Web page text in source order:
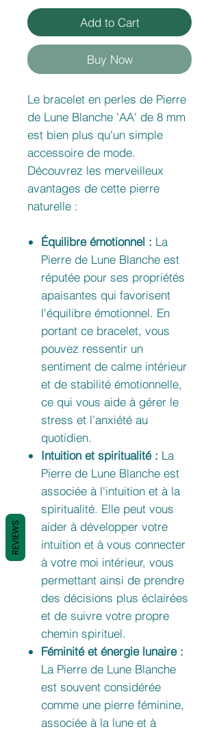
Add to Cart
Buy Now
Le bracelet en perles de Pierre
de Lune Blanche 'AA' de 8 mm
est bien plus qu'un simple
accessoire de mode.
Découvrez les merveilleux
avantages de cette pierre
naturelle :
Équilibre émotionnel : La
Pierre de Lune Blanche est
réputée pour ses propriétés
apaisantes qui favorisent
l'équilibre émotionnel. En
portant ce bracelet, vous
pouvez ressentir un
sentiment de calme intérieur
et de stabilité émotionnelle,
ce qui vous aide à gérer le
stress et l'anxiété au
quotidien.
Intuition et spiritualité : La
Pierre de Lune Blanche est
associée à l'intuition et à la
spiritualité. Elle peut vous
aider à développer votre
intuition et à vous connecter
à votre moi intérieur, vous
permettant ainsi de prendre
des décisions plus éclairées
et de suivre votre propre
chemin spirituel.
Féminité et énergie lunaire :
La Pierre de Lune Blanche
est souvent considérée
comme une pierre féminine,
associée à la lune et à
REVIEWS